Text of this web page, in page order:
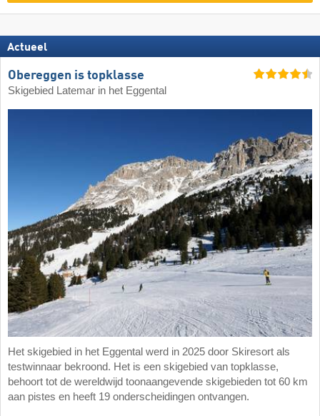
Actueel
Obereggen is topklasse
Skigebied Latemar in het Eggental
Het skigebied in het Eggental werd in 2025 door Skiresort als
testwinnaar bekroond. Het is een skigebied van topklasse,
behoort tot de wereldwijd toonaangevende skigebieden tot 60 km
aan pistes en heeft 19 onderscheidingen ontvangen.